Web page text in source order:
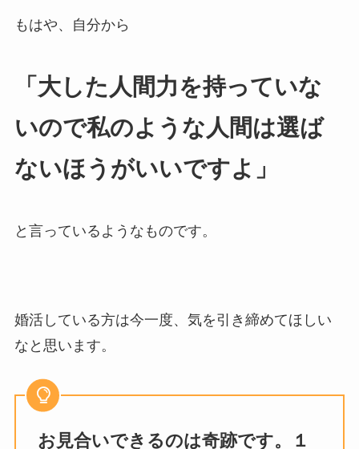
もはや、自分から
「大した人間力を持っていな
いので私のような人間は選ば
ないほうがいいですよ」
と言っているようなものです。
婚活している方は今一度、気を引き締めてほしい
なと思います。
お見合いできるのは奇跡です。１